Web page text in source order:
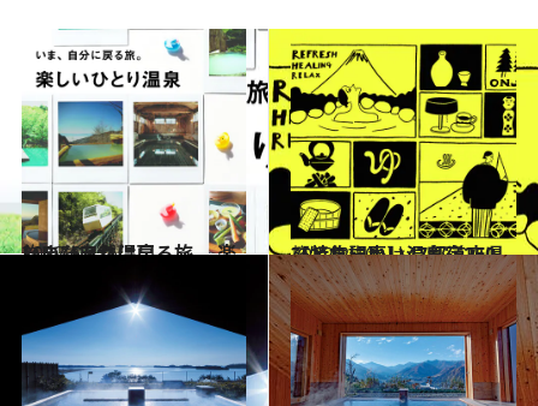
2022.6.9
いま、自然に戻る旅。 楽しいひとり温泉
旅＆お出かけ 2022.2.10
【特集記事】47都道府県 ひとりにいい温泉宿250
旅＆お出かけ